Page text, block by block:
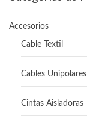
Accesorios
Cable Textil
Cables Unipolares
Cintas Aisladoras